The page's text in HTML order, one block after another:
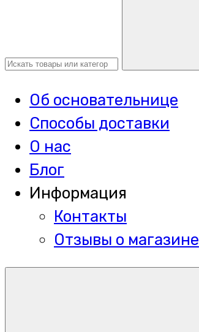
Об основательнице
Способы доставки
О нас
Блог
Информация
Контакты
Отзывы о магазине